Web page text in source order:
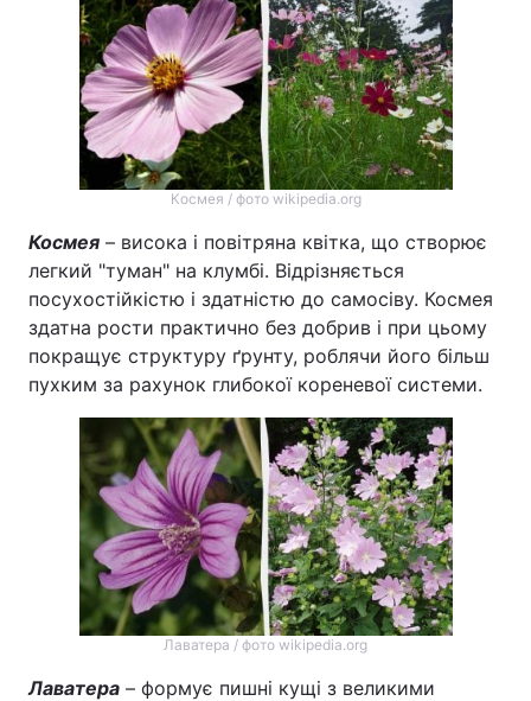
Космея / фото wikipedia.org
Космея – висока і повітряна квітка, що створює
легкий "туман" на клумбі. Відрізняється
посухостійкістю і здатністю до самосіву. Космея
здатна рости практично без добрив і при цьому
покращує структуру ґрунту, роблячи його більш
пухким за рахунок глибокої кореневої системи.
Лаватера / фото wikipedia.org
Лаватера – формує пишні кущі з великими